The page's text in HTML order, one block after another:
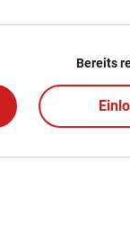
Bereits